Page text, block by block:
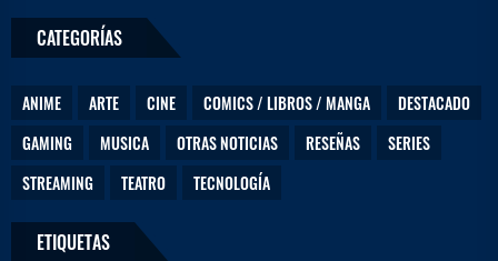
N
m
CATEGORÍAS
ANIME ARTE CINE COMICS / LIBROS / MANGA
DESTACADO
GAMING
MUSICA OTRAS NOTICIAS RESEÑAS
SERIES
STREAMING
TEATRO TECNOLOGÍA
ETIQUETAS